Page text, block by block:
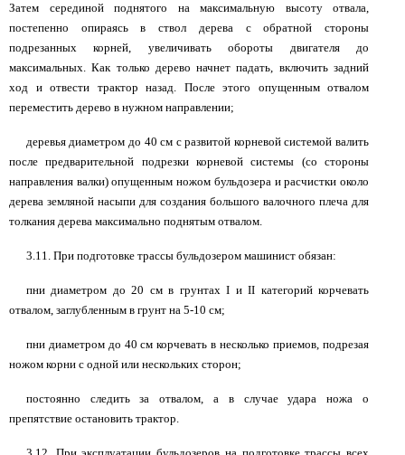
Затем серединой поднятого на максимальную высоту отвала,
постепенно опираясь в ствол дерева с обратной стороны
подрезанных корней, увеличивать обороты двигателя до
максимальных. Как только дерево начнет падать, включить задний
ход и отвести трактор назад. После этого опущенным отвалом
переместить дерево в нужном направлении;
деревья диаметром до 40 см с развитой корневой системой валить
после предварительной подрезки корневой системы (со стороны
направления валки) опущенным ножом бульдозера и расчистки около
дерева земляной насыпи для создания большого валочного плеча для
толкания дерева максимально поднятым отвалом.
3.11. При подготовке трассы бульдозером машинист обязан:
пни диаметром до 20 см в грунтах I и II категорий корчевать
отвалом, заглубленным в грунт на 5-10 см;
пни диаметром до 40 см корчевать в несколько приемов, подрезая
ножом корни с одной или нескольких сторон;
постоянно следить за отвалом, а в случае удара ножа о
препятствие остановить трактор.